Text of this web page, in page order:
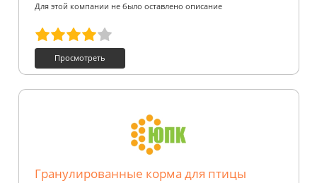
Для этой компании не было оставлено описание
Просмотреть
Гранулированные корма для птицы